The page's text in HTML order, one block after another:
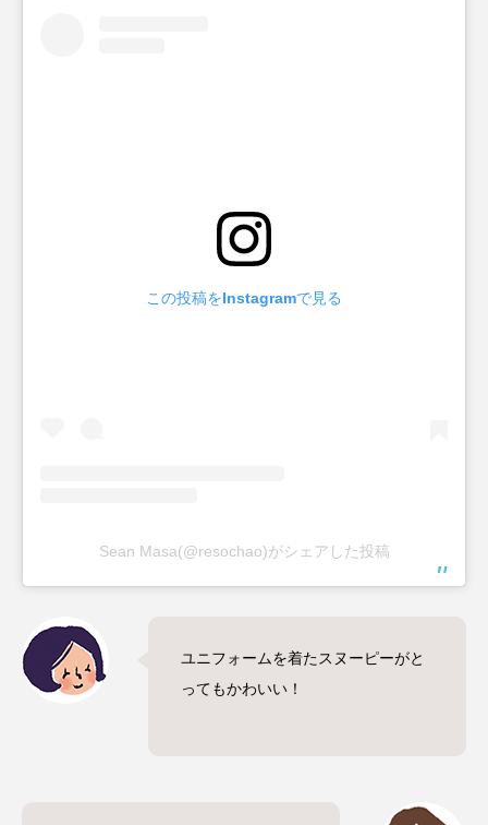
この投稿をInstagramで見る
Sean Masa(@resochao)がシェアした投稿
ユニフォームを着たスヌーピーがと
ってもかわいい！